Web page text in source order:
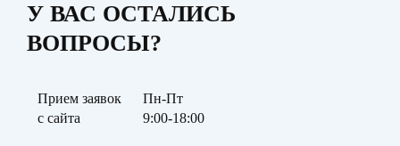
У ВАС ОСТАЛИСЬ
ВОПРОСЫ?
Прием заявок
с сайта
Пн-Пт
9:00-18:00